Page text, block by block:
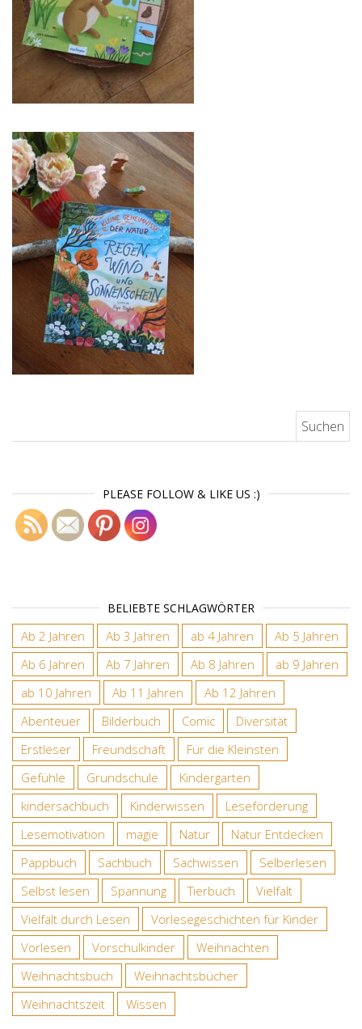
PLEASE FOLLOW & LIKE US :)
BELIEBTE SCHLAGWÖRTER
Ab 2 Jahren Ab 3 Jahren ab 4 Jahren
Ab 5 Jahren
Ab 6 Jahren
Ab 7 Jahren Ab 8 Jahren
ab 9 Jahren
ab 10 Jahren
Ab 11 Jahren
Ab 12 Jahren
Abenteuer
Bilderbuch Comic
Diversität
Erstleser
Freundschaft
Für die Kleinsten
Gefühle
Grundschule
Kindergarten
kindersachbuch
Kinderwissen
Leseförderung
Lesemotivation
magie Natur
Natur Entdecken
Pappbuch
Sachbuch Sachwissen
Selberlesen
Selbst lesen
Spannung Tierbuch
Vielfalt
Vielfalt durch Lesen
Vorlesegeschichten für Kinder
Vorlesen
Vorschulkinder
Weihnachten
Weihnachtsbuch
Weihnachtsbücher
Weihnachtszeit
Wissen